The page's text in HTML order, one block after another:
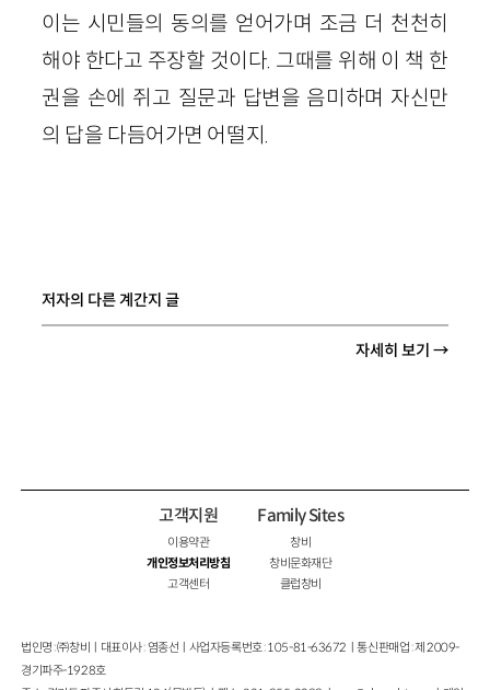
이는 시민들의 동의를 얻어가며 조금 더 천천히
해야 한다고 주장할 것이다. 그때를 위해 이 책 한
권을 손에 쥐고 질문과 답변을 음미하며 자신만
의 답을 다듬어가면 어떨지.
저자의 다른 계간지 글
자세히 보기 →
고객지원
이용약관
개인정보처리방침
고객센터
Family Sites
창비
창비문화재단
클럽창비
법인명 : ㈜창비ㅣ대표이사 : 염종선ㅣ사업자등록번호 : 105-81-63672ㅣ통신판매업 : 제 2009-
경기파주-1928호